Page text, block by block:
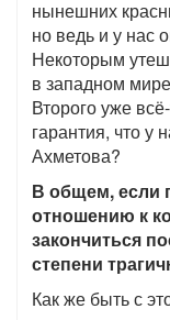
нынешних
но ведь и у нас
Некоторым
в западном
Второго уже
гарантия, что у
Ахметова?
В общем, если
отношению к
закончиться
степени
Как же быть с